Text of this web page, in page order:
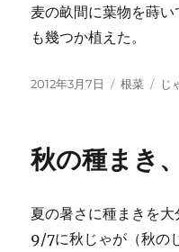
麦の畝間に葉物を蒔
も幾つか植えた。
投
2012年3月7日
カ
ー
根菜
タ
じ
秋の種まき
夏の暑さに種まきを大
9/7に秋じゃが（秋の